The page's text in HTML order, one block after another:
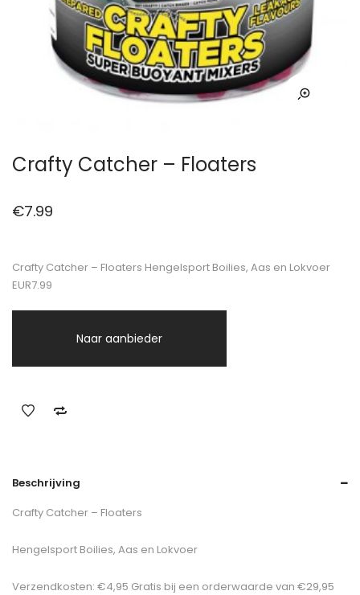
Crafty Catcher – Floaters
€7.99
Crafty Catcher – Floaters Hengelsport Boilies, Aas en Lokvoer
EUR7.99
Naar aanbieder
Beschrijving
Crafty Catcher – Floaters
Hengelsport Boilies, Aas en Lokvoer
Verzendkosten: €4,95 Gratis bij een orderwaarde van €29,95